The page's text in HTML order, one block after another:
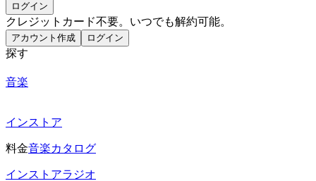
ログイン
クレジットカード不要。いつでも解約可能。
アカウント作成 ログイン
探す
音楽
インストア
料金音楽カタログ
インストアラジオ